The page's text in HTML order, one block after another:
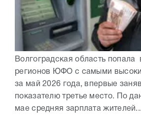
Волгоградская область попала
регионов ЮФО с самыми
за май 2026 года, впервые
показателю третье место. По
мае средняя зарплата жителей...